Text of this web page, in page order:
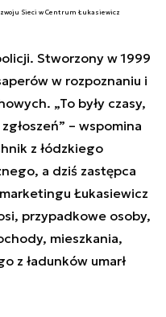
Sieci w Centrum Łukasiewicz
Stworzony w 1999
w rozpoznaniu i
„To były czasy,
– wspomina
z łódzkiego
a dziś zastępca
Łukasiewicz
przypadkowe osoby,
mieszkania,
z ładunków umarł